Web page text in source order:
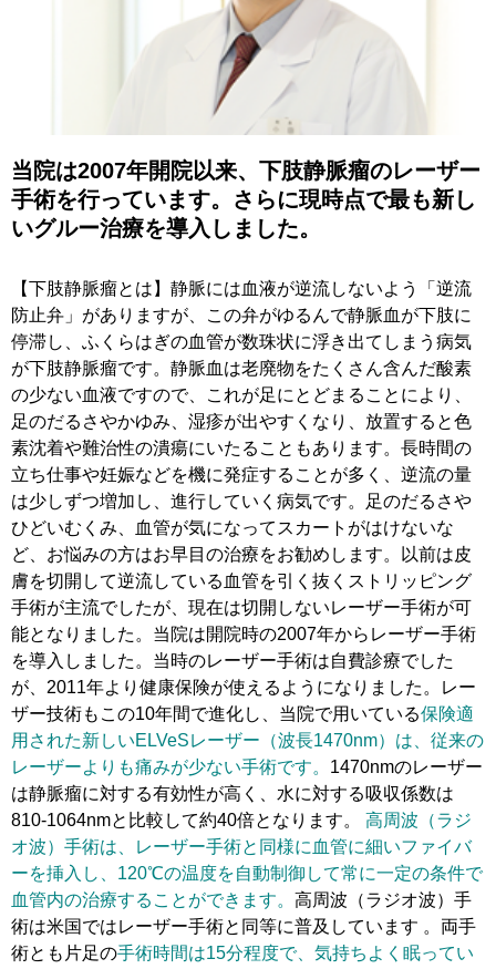
当院は2007年開院以来、下肢静脈瘤のレーザー
手術を行っています。さらに現時点で最も新し
いグルー治療を導入しました。
【下肢静脈瘤とは】静脈には血液が逆流しないよう「逆流
防止弁」がありますが、この弁がゆるんで静脈血が下肢に
停滞し、ふくらはぎの血管が数珠状に浮き出てしまう病気
が下肢静脈瘤です。静脈血は老廃物をたくさん含んだ酸素
の少ない血液ですので、これが足にとどまることにより、
足のだるさやかゆみ、湿疹が出やすくなり、放置すると色
素沈着や難治性の潰瘍にいたることもあります。長時間の
立ち仕事や妊娠などを機に発症することが多く、逆流の量
は少しずつ増加し、進行していく病気です。足のだるさや
ひどいむくみ、血管が気になってスカートがはけないな
ど、お悩みの方はお早目の治療をお勧めします。以前は皮
膚を切開して逆流している血管を引く抜くストリッピング
手術が主流でしたが、現在は切開しないレーザー手術が可
能となりました。当院は開院時の2007年からレーザー手術
を導入しました。当時のレーザー手術は自費診療でした
が、2011年より健康保険が使えるようになりました。レー
ザー技術もこの10年間で進化し、 当院で用いている保険適
用された新しいELVeSレーザー（波長1470nm）は、従来の
レーザーよりも痛みが少ない手術です。 1470nmのレーザー
は静脈瘤に対する有効性が高く、水に対する吸収係数は
810-1064nmと比較して約40倍となります。
高周波（ラジ
オ波）手術は、レーザー手術と同様に血管に細いファイバ
ーを挿入し、120℃の温度を自動制御して常に一定の条件で
血管内の治療することができます。 高周波（ラジオ波）手
術は米国ではレーザー手術と同等に普及しています 。両手
術とも片足の手術時間は15分程度で、気持ちよく眠ってい